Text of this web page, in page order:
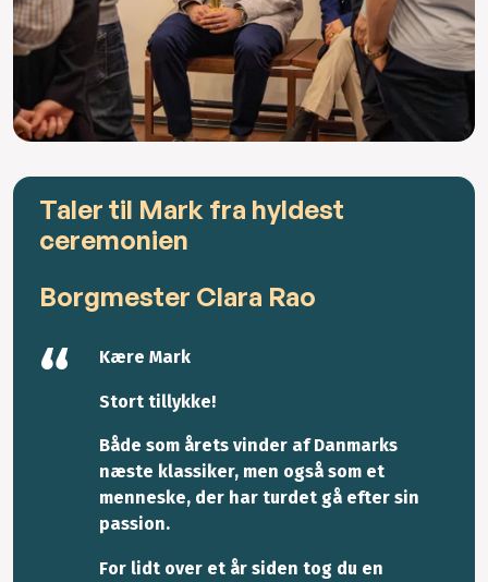
Taler til Mark fra hyldest
ceremonien
Borgmester Clara Rao
Kære Mark
Stort tillykke!
Både som årets vinder af Danmarks
næste klassiker, men også som et
menneske, der har turdet gå efter sin
passion.
For lidt over et år siden tog du en